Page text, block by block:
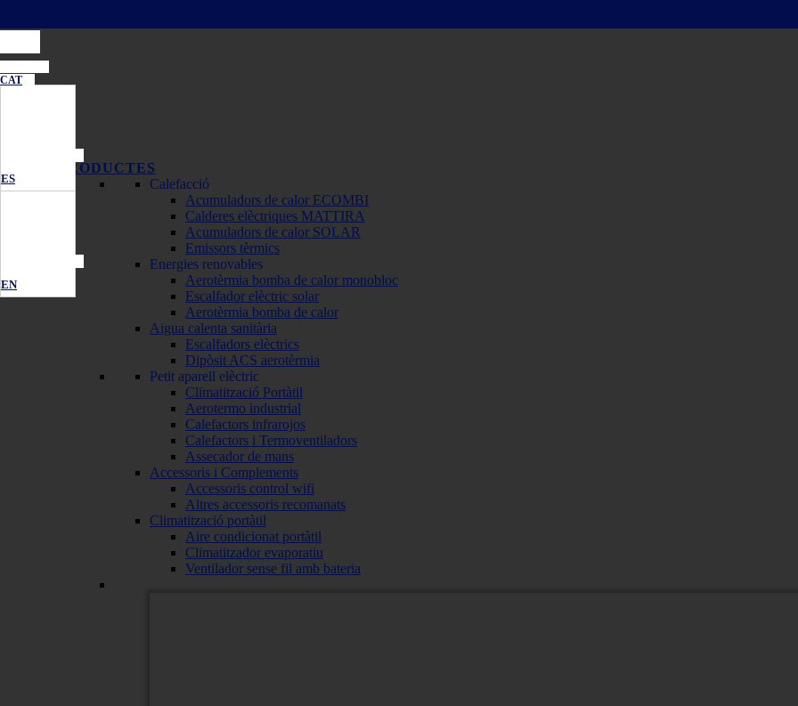
CAT
ES
EN
PRODUCTES
Calefacció
Acumuladors de calor ECOMBI
Calderes elèctriques MATTIRA
Acumuladors de calor SOLAR
Emissors tèrmics
Energies renovables
Aerotèrmia bomba de calor monobloc
Escalfador elèctric solar
Aerotèrmia bomba de calor
Aigua calenta sanitària
Escalfadors elèctrics
Dipòsit ACS aerotèrmia
Petit aparell elèctric
Climatització Portàtil
Aerotermo industrial
Calefactors infrarojos
Calefactors i Termoventiladors
Assecador de mans
Accessoris i Complements
Accessoris control wifi
Altres accessoris recomanats
Climatització portàtil
Aire condicionat portàtil
Climatitzador evaporatiu
Ventilador sense fil amb bateria